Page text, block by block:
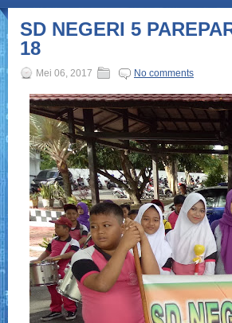
SD NEGERI 5
18
Mei 06, 2017 No comments